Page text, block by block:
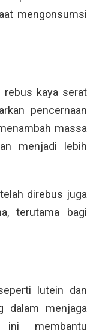
mengonsumsi
kaya serat
pencernaan
massa
menjadi lebih
direbus juga
terutama bagi
lutein dan
dalam menjaga
ini membantu